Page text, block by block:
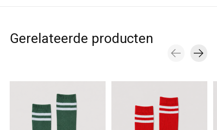
Gerelateerde producten